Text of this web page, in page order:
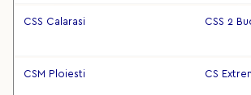
CSS Calarasi CSS 2
CSM Ploiesti CS